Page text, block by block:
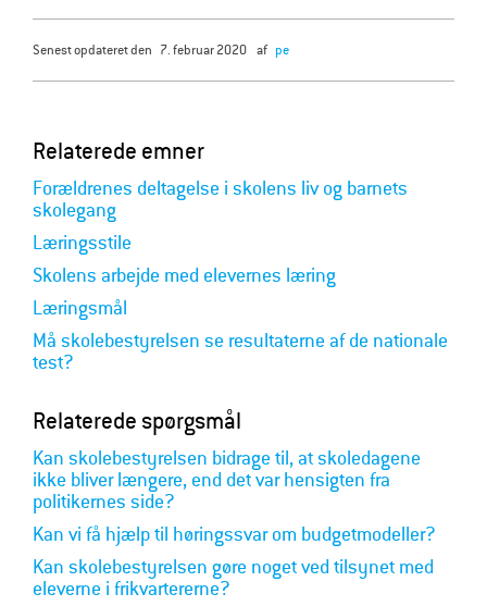
senest opdateret den 7. februar 2020 af pe
Relaterede emner
Forældrenes deltagelse i skolens liv og barnets
skolegang
Læringsstile
Skolens arbejde med elevernes læring
Læringsmål
Må skolebestyrelsen se resultaterne af de nationale
test?
Relaterede spørgsmål
Kan skolebestyrelsen bidrage til, at skoledagene
ikke bliver længere, end det var hensigten fra
politikernes side?
Kan vi få hjælp til høringssvar om budgetmodeller?
Kan skolebestyrelsen gøre noget ved tilsynet med
eleverne i frikvartererne?